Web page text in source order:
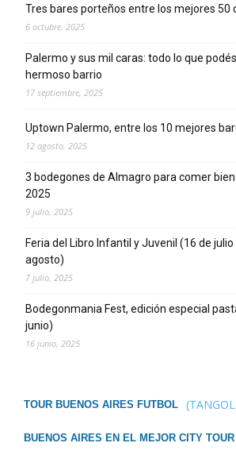
Tres bares porteños entre los mejores 50
6 octubre, 2025
Palermo y sus mil caras: todo lo que
hermoso barrio
17 septiembre, 2025
Uptown Palermo, entre los 10 mejores
12 agosto, 2025
3 bodegones de Almagro para comer
2025
9 julio, 2025
Feria del Libro Infantil y Juvenil (16 de
agosto)
7 julio, 2025
Bodegonmania Fest, edición especial
junio)
16 junio, 2025
TOUR BUENOS AIRES FUTBOL
BUENOS AIRES EN EL MEJOR CITY